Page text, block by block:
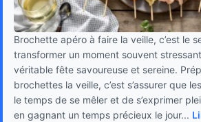
Brochette apéro à faire la veille, c’est le
transformer un moment souvent
véritable fête savoureuse et sereine.
brochettes la veille, c’est s’assurer que
le temps de se mêler et de s’exprimer
en gagnant un temps précieux le jour...